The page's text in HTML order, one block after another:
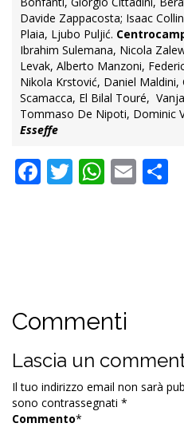
Davide Zappacosta; Isaac
Plaia, Ljubo Puljić.
Ibrahim Sulemana, Nicola
Levak, Alberto Manzoni,
Nikola Krstović, Daniel Maldini,
Scamacca, El Bilal Touré,
Tommaso De Nipoti, Dominic
Esseffe
Facebook
TwitterEmail
Commenti
Lascia un
Il tuo indirizzo email non sarà
sono contrassegnati *
Commento*